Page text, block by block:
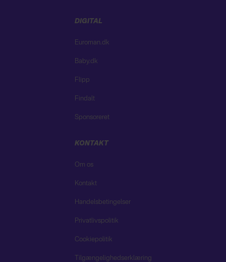
DIGITAL
Euroman.dk
Baby.dk
Flipp
Findalt
Sponsoreret
KONTAKT
Om os
Kontakt
Handelsbetingelser
Privatlivspolitik
Cookiepolitik
Tilgængelighedserklæring